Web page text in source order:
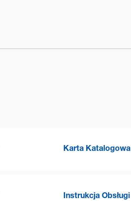
Karta Katalogowa
Instrukcja Obsługi